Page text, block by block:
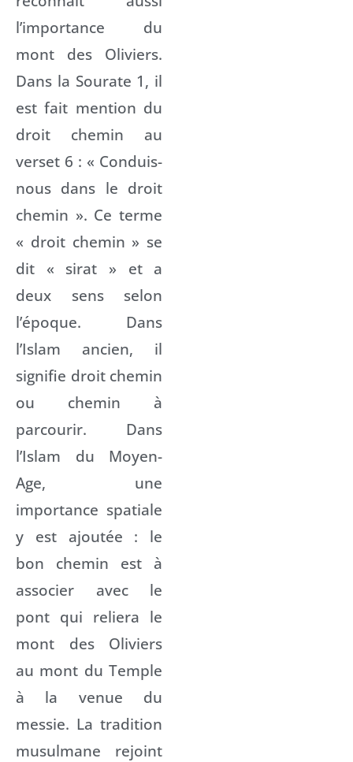
l’importance du
mont des Oliviers.
Dans la Sourate 1, il
est fait mention du
droit chemin au
verset 6 : « Conduis-
nous dans le droit
chemin ». Ce terme
« droit chemin » se
dit « sirat » et a
deux sens selon
l’époque. Dans
l’Islam ancien, il
signifie droit chemin
ou chemin à
parcourir. Dans
l’Islam du Moyen-
Age, une
importance spatiale
y est ajoutée : le
bon chemin est à
associer avec le
pont qui reliera le
mont des Oliviers
au mont du Temple
à la venue du
messie. La tradition
musulmane rejoint